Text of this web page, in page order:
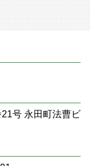
号 永田町法曹ビ